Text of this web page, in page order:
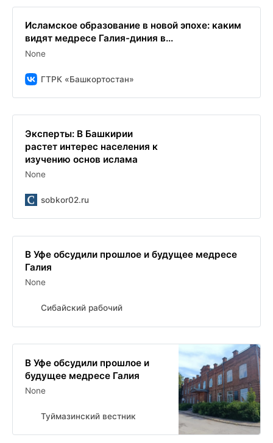
Исламское образование в новой эпохе: каким
видят медресе Галия-диния в...
None
ГТРК «Башкортостан»
Эксперты: В Башкирии
растет интерес населения к
изучению основ ислама
None
sobkor02.ru
В Уфе обсудили прошлое и будущее медресе
Галия
None
Сибайский рабочий
В Уфе обсудили прошлое и
будущее медресе Галия
None
Туймазинский вестник